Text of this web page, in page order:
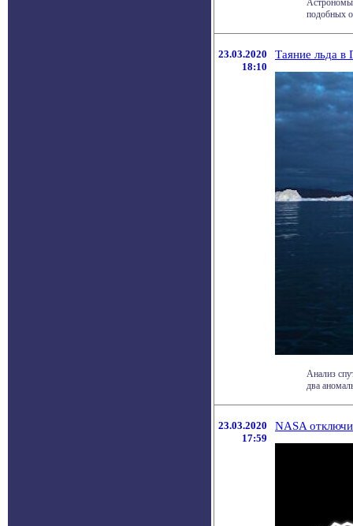
Астрономы
подобных
23.03.2020
18:10
Таяние льда в
Анализ
два
23.03.2020
17:59
NASA